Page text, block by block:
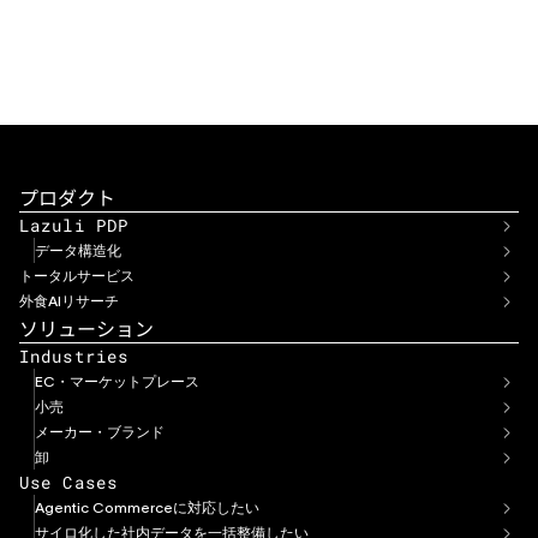
プロダクト
Lazuli PDP
データ構造化
トータルサービス
外食AIリサーチ
ソリューション
Industries
EC・マーケットプレース
小売
メーカー・ブランド
卸
Use Cases
Agentic Commerceに対応したい
サイロ化した社内データを一括整備したい